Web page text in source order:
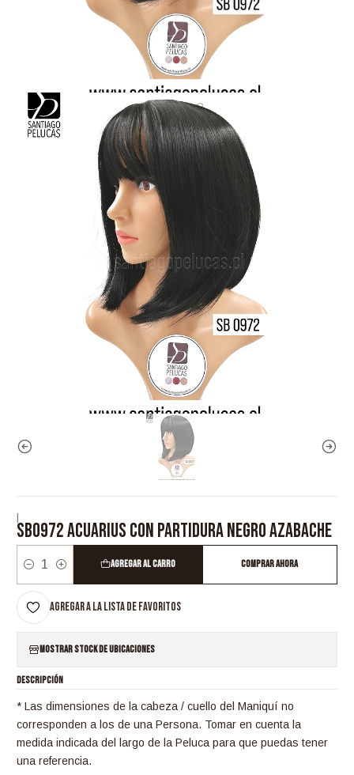
|
SB0972 ACUARIUS CON PARTIDURA NEGRO AZABACHE
Cantidad
Agregar al Carro Comprar ahora
Agregar a la lista de favoritos
Mostrar stock de ubicaciones
DESCRIPCIÓN
* Las dimensiones de la cabeza / cuello del Maniquí no
corresponden a los de una Persona. Tomar en cuenta la
medida indicada del largo de la Peluca para que puedas tener
una referencia.